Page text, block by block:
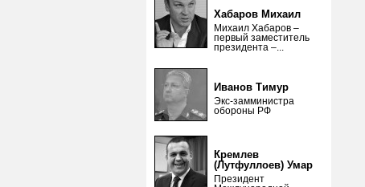
Хабаров Михаил
Михаил Хабаров –
первый заместитель
президента –...
Иванов Тимур
Экс-замминистра
обороны РФ
Кремлев
(Лутфуллоев) Умар
Президент